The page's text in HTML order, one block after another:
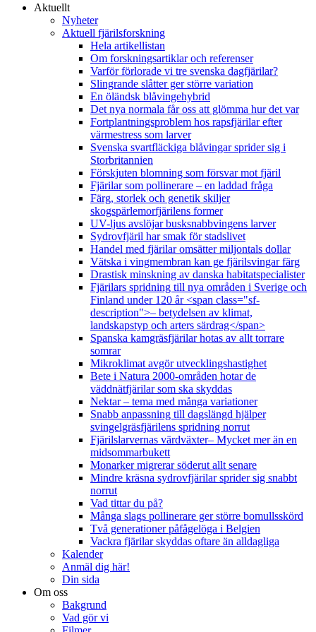
Aktuellt
Nyheter
Aktuell fjärilsforskning
Hela artikellistan
Om forskningsartiklar och referenser
Varför förlorade vi tre svenska dagfjärilar?
Slingrande slåtter ger större variation
En öländsk blåvingehybrid
Det nya normala får oss att glömma hur det var
Fortplantningsproblem hos rapsfjärilar efter
värmestress som larver
Svenska svartfläckiga blåvingar sprider sig i
Storbritannien
Förskjuten blomning som försvar mot fjäril
Fjärilar som pollinerare – en laddad fråga
Färg, storlek och genetik skiljer
skogspärlemorfjärilens former
UV-ljus avslöjar busksnabbvingens larver
Sydrovfjäril har smak för stadslivet
Handel med fjärilar omsätter miljontals dollar
Vätska i vingmembran kan ge fjärilsvingar färg
Drastisk minskning av danska habitatspecialister
Fjärilars spridning till nya områden i Sverige och
Finland under 120 år <span class="sf-
description">– betydelsen av klimat,
landskapstyp och arters särdrag</span>
Spanska kamgräsfjärilar hotas av allt torrare
somrar
Mikroklimat avgör utvecklingshastighet
Bete i Natura 2000-områden hotar de
väddnätfjärilar som ska skyddas
Nektar – tema med många variationer
Snabb anpassning till dagslängd hjälper
svingelgräsfjärilens spridning norrut
Fjärilslarvernas värdväxter– Mycket mer än en
midsommarbukett
Monarker migrerar söderut allt senare
Mindre kräsna sydrovfjärilar sprider sig snabbt
norrut
Vad tittar du på?
Många slags pollinerare ger större bomullsskörd
Två generationer påfågelöga i Belgien
Vackra fjärilar skyddas oftare än alldagliga
Kalender
Anmäl dig här!
Din sida
Om oss
Bakgrund
Vad gör vi